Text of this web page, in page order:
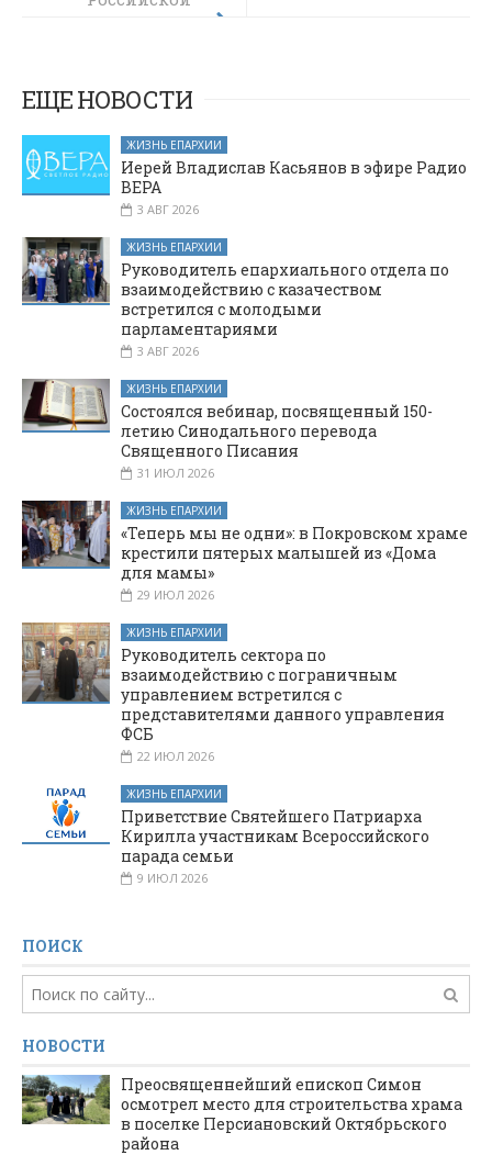
столице
Донского
казачества
епархиальный
древлехранитель
ЕЩЕ НОВОСТИ
ЖИЗНЬ ЕПАРХИИ
Иерей Владислав Касьянов в эфире Радио
ВЕРА
3 АВГ 2026
ЖИЗНЬ ЕПАРХИИ
Руководитель епархиального отдела по
взаимодействию с казачеством
встретился с молодыми
парламентариями
3 АВГ 2026
ЖИЗНЬ ЕПАРХИИ
Состоялся вебинар, посвященный 150-
летию Синодального перевода
Священного Писания
31 ИЮЛ 2026
ЖИЗНЬ ЕПАРХИИ
«Теперь мы не одни»: в Покровском храме
крестили пятерых малышей из «Дома
для мамы»
29 ИЮЛ 2026
ЖИЗНЬ ЕПАРХИИ
Руководитель сектора по
взаимодействию с пограничным
управлением встретился с
представителями данного управления
ФСБ
22 ИЮЛ 2026
ЖИЗНЬ ЕПАРХИИ
Приветствие Святейшего Патриарха
Кирилла участникам Всероссийского
парада семьи
9 ИЮЛ 2026
ПОИСК
НОВОСТИ
Преосвященнейший епископ Симон
осмотрел место для строительства храма
в поселке Персиановский Октябрьского
района